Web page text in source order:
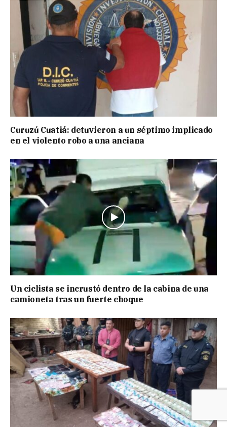
Curuzú Cuatiá: detuvieron a un séptimo implicado
en el violento robo a una anciana
Un ciclista se incrustó dentro de la cabina de una
camioneta tras un fuerte choque